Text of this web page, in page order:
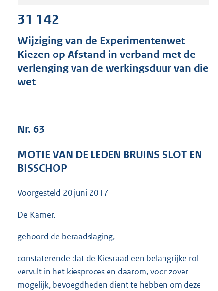
s
g
r
K
31 142
Wijziging van de Experimentenwet
Kiezen op Afstand in verband met de
verlenging van de werkingsduur van die
wet
Nr. 63
MOTIE VAN DE LEDEN BRUINS SLOT EN
BISSCHOP
Voorgesteld 20 juni 2017
De Kamer,
gehoord de beraadslaging,
constaterende dat de Kiesraad een belangrijke rol
vervult in het kiesproces en daarom, voor zover
mogelijk, bevoegdheden dient te hebben om deze